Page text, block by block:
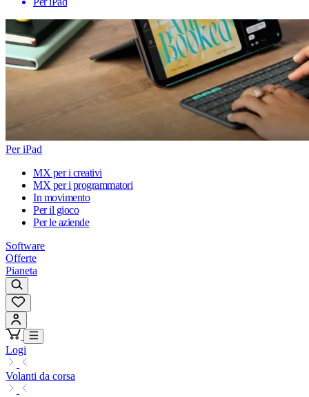
Per iPad
MX per i creativi
MX per i programmatori
In movimento
Per il gioco
Per le aziende
Software
Offerte
Pianeta
Logi
Volanti da corsa